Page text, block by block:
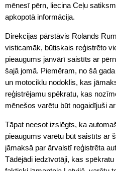
mēnesī pērn, liecina Ceļu
apkopotā informācija.
Direkcijas pārstāvis Rolands
visticamāk, būtiskais reģistrēto
pieaugums janvārī saistīts ar
šajā jomā. Piemēram, no šā
un motociklu nodoklis, kas
reģistrējamu spēkratu, kas
mēnešos varētu būt nogaidījuši
Tāpat neesot izslēgts, ka
pieaugums varētu būt saistīts ar
jāmaksā par ārvalstī reģistrēta
Tādējādi iedzīvotāji, kas